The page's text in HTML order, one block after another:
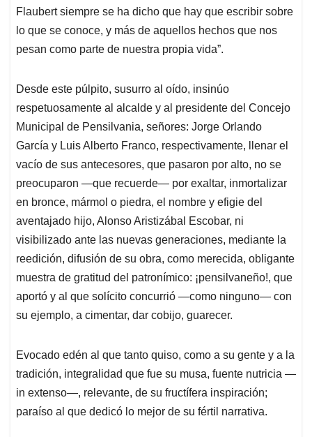
Flaubert siempre se ha dicho que hay que escribir sobre
lo que se conoce, y más de aquellos hechos que nos
pesan como parte de nuestra propia vida”.
Desde este púlpito, susurro al oído, insinúo
respetuosamente al alcalde y al presidente del Concejo
Municipal de Pensilvania, señores: Jorge Orlando
García y Luis Alberto Franco, respectivamente, llenar el
vacío de sus antecesores, que pasaron por alto, no se
preocuparon —que recuerde— por exaltar, inmortalizar
en bronce, mármol o piedra, el nombre y efigie del
aventajado hijo, Alonso Aristizábal Escobar, ni
visibilizado ante las nuevas generaciones, mediante la
reedición, difusión de su obra, como merecida, obligante
muestra de gratitud del patronímico: ¡pensilvaneño!, que
aportó y al que solícito concurrió —como ninguno— con
su ejemplo, a cimentar, dar cobijo, guarecer.
Evocado edén al que tanto quiso, como a su gente y a la
tradición, integralidad que fue su musa, fuente nutricia —
in extenso—, relevante, de su fructífera inspiración;
paraíso al que dedicó lo mejor de su fértil narrativa.